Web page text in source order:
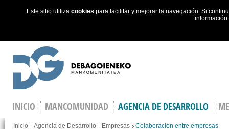
Este sitio utiliza cookies para facilitar y mejorar la navegación. Si
INICIO MANCOMUNIDAD AGENCIA DE DESARROLLO
You are here
Inicio Agencia de Desarrollo Empresas Colaboración entre empresas